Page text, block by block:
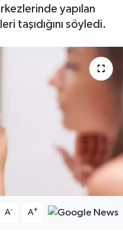
yapılan
taşıdığını söyledi.
A- A+